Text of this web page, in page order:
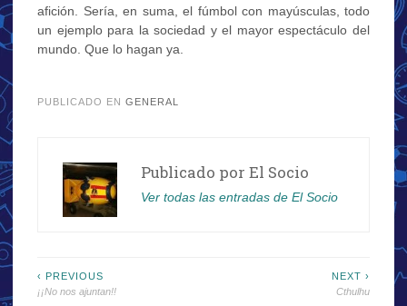
afición. Sería, en suma, el fúmbol con mayúsculas, todo
un ejemplo para la sociedad y el mayor espectáculo del
mundo. Que lo hagan ya.
PUBLICADO EN GENERAL
Publicado por El Socio
Ver todas las entradas de El Socio
Navegación
‹ PREVIOUS
¡¡No nos ajuntan!!
NEXT ›
Cthulhu